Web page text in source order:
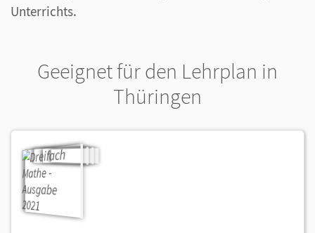
Unterrichts.
Geeignet für den Lehrplan in
Thüringen